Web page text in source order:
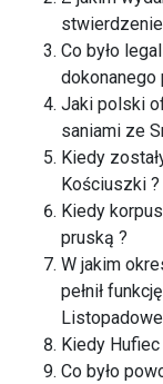
Co było
dokonanego
Jaki polski
saniami ze
Kiedy
Kościuszki ?
Kiedy
pruską ?
W jakim
pełnił
Kiedy
Co było